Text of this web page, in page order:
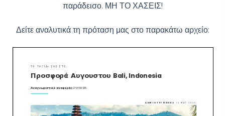
παράδεισο. ΜΗ ΤΟ ΧΑΣΕΙΣ!
Δείτε αναλυτικά τη πρόταση μας στο παρακάτω αρχείο: